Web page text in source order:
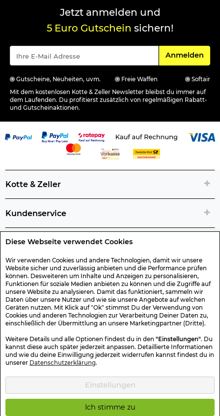
Diese Webseite verwendet Cookies
Wir verwenden Cookies und andere Technologien, damit wir unsere
Website sicher und zuverlässig anbieten und die Performance prüfen
können. Desweiteren um Inhalte und Anzeigen zu personalisieren,
Funktionen für soziale Medien anbieten zu können und die Zugriffe auf
unsere Website zu analysieren. Damit das funktioniert, sammeln wir
Daten über unsere Nutzer und wie sie unsere Angebote auf welchen
Geräten nutzen. Mit Klick auf "Ok" stimmst Du der Verwendung von
Cookies und anderen Technologien zur Verarbeitung Deiner Daten zu,
einschließlich der Übermittlung an unsere Marketingpartner (Dritte).
Weitere Details und alle Optionen findest du in den "Einstellungen". Du
kannst diese auch später jederzeit anpassen. Detaillierte Informationen
und wie du deine Einwilligung jederzeit widerrufen kannst findest du in
unserer Datenschutzerklärung.
Einstellungen
Ich stimme zu
Jetzt anmelden und
5 Euro Gutschein sichern!
Für den
Anmelden
Gutscheine, Neuheiten, uvm. Freie Waffen
Softair
Mit dem kostenlosen Kotte & Zeller Newsletter bleibst du immer auf
dem Laufenden. Du profitierst zusätzlich von regelmäßigen Rabatt-
und Gutscheinaktionen.
Kotte & Zeller
Kundenservice
Rechtliche Artikelinfos
Geschenk-Gutscheine
Versand & Rücksendung
Sicher Einkaufen
Kotte & Zeller 2026 © Alle Rechte vorbehalten. Die durchgestrichenen